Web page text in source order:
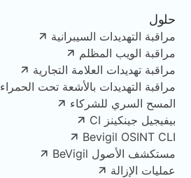
حلول
مراقبة التهديدات السيبرانية
مراقبة الويب المظلم
مراقبة تهديدات العلامة التجارية
مراقبة التهديدات بالأشعة تحت الحمراء
المسح السري للشركاء
بيفيجيل جينكينز CI
Bevigil OSINT CLI
مستكشف الأصول BeVigil
عمليات الإزالة